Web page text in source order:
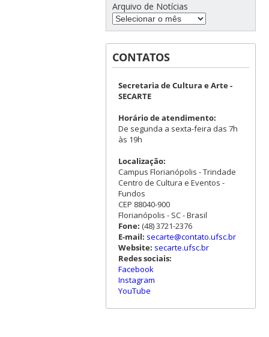
Arquivo de Notícias
CONTATOS
Secretaria de Cultura e Arte -
SECARTE
Horário de atendimento:
De segunda a sexta-feira das 7h
às 19h
Localização:
Campus Florianópolis - Trindade
Centro de Cultura e Eventos -
Fundos
CEP 88040-900
Florianópolis - SC - Brasil
Fone: (48) 3721-2376
E-mail: secarte@contato.ufsc.br
Website: secarte.ufsc.br
Redes sociais:
Facebook
Instagram
YouTube